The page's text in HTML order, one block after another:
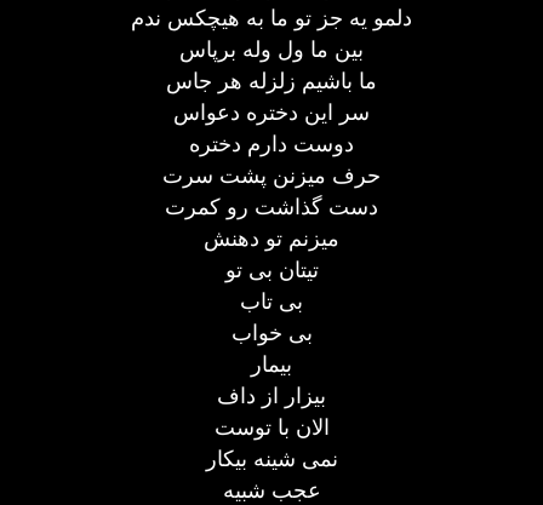
دلمو یه جز تو ما به هیچکس ندم
بین ما ول وله برپاس
ما باشیم زلزله هر جاس
سر این دختره دعواس
دوست دارم دختره
حرف میزنن پشت سرت
دست گذاشت رو کمرت
میزنم تو دهنش
تیتان بی تو
بی تاب
بی خواب
بیمار
بیزار از داف
الان با توست
نمی شینه بیکار
عجب شبیه